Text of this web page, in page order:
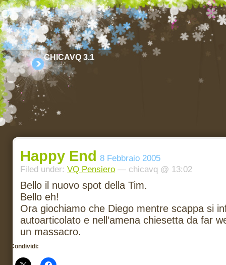
CHICAVQ 3.1
Happy End 8 Febbraio 2005
Filed under: VQ Pensiero — chicavq @ 13:02
Bello il nuovo spot della Tim.
Bello eh!
Ora giochiamo che Diego mentre scappa si
autoarticolato e nell’amena chiesetta da far
un massacro.
Condividi: